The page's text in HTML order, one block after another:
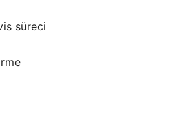
süreci